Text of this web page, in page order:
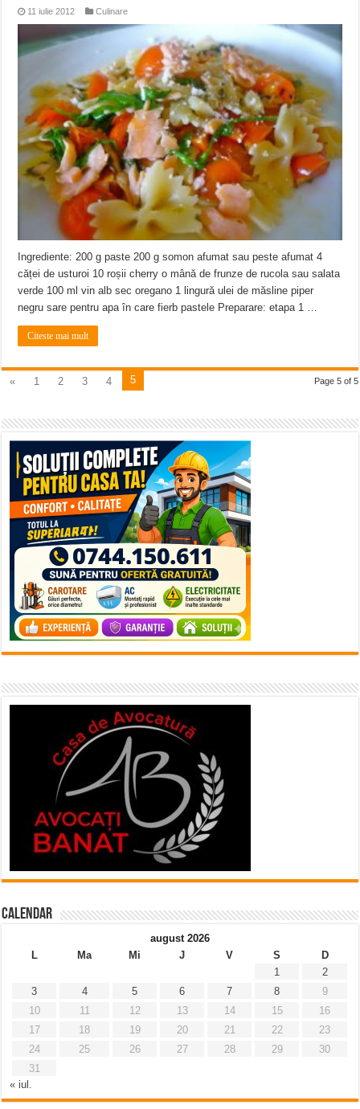
11 iulie 2012 Culinare
Ingrediente: 200 g paste 200 g somon afumat sau peste afumat 4
căței de usturoi 10 roșii cherry o mână de frunze de rucola sau salata
verde 100 ml vin alb sec oregano 1 lingură ulei de măsline piper
negru sare pentru apa în care fierb pastele Preparare: etapa 1 …
Citeste mai mult
Page 5 of 5
« 1 2 3 4 5
Calendar
august 2026
L
Ma Mi J V S
D
1
2
3
4 5 6 7 8
9
10
11 12 13 14 15
16
17
18 19 20 21 22
23
24
25 26 27 28 29
30
31
« iul.